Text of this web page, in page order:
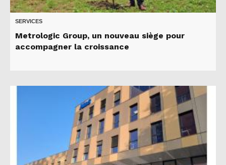
SERVICES
Metrologic Group, un nouveau siège pour
accompagner la croissance